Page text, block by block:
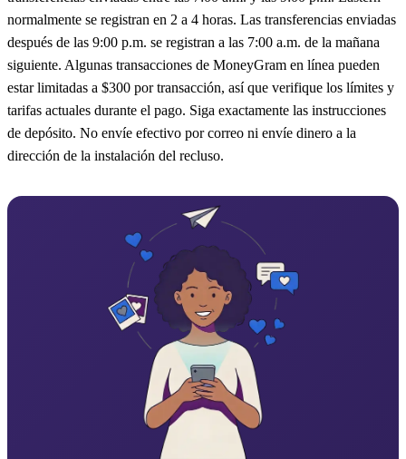
normalmente se registran en 2 a 4 horas. Las transferencias enviadas
después de las 9:00 p.m. se registran a las 7:00 a.m. de la mañana
siguiente. Algunas transacciones de MoneyGram en línea pueden
estar limitadas a $300 por transacción, así que verifique los límites y
tarifas actuales durante el pago. Siga exactamente las instrucciones
de depósito. No envíe efectivo por correo ni envíe dinero a la
dirección de la instalación del recluso.